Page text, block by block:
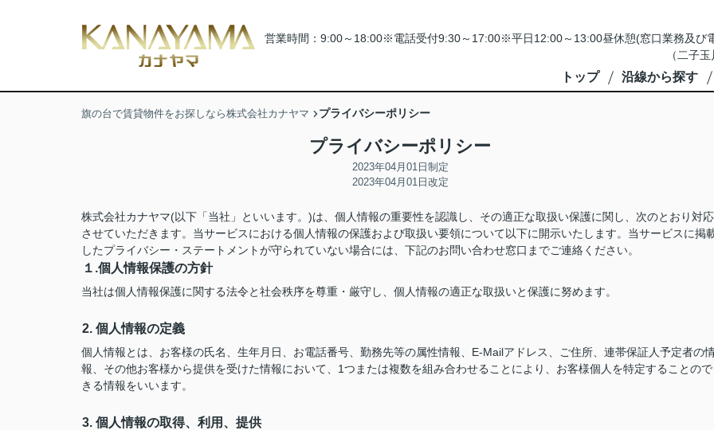
営業時間：9:00～18:00※電話受付9:30～17:00※平日12:00～13:00昼休憩(窓口業務及
（二子
トップ 沿線から探す
旗の台で賃貸物件をお探しなら株式会社カナヤマ プライバシーポリシー
プライバシーポリシー
2023年04月01日制定
2023年04月01日改定
株式会社カナヤマ(以下「当社」といいます。)は、個人情報の重要性を認識し、その適正な取扱い保護に関し、次のとおり対応
させていただきます。当サービスにおける個人情報の保護および取扱い要領について以下に開示いたします。当サービスに掲
したプライバシー・ステートメントが守られていない場合には、下記のお問い合わせ窓口までご連絡ください。
１.個人情報保護の方針
当社は個人情報保護に関する法令と社会秩序を尊重・厳守し、個人情報の適正な取扱いと保護に努めます。
2. 個人情報の定義
個人情報とは、お客様の氏名、生年月日、お電話番号、勤務先等の属性情報、E-Mailアドレス、ご住所、連帯保証人予定者の
報、その他お客様から提供を受けた情報において、1つまたは複数を組み合わせることにより、お客様個人を特定することので
きる情報をいいます。
3. 個人情報の取得、利用、提供